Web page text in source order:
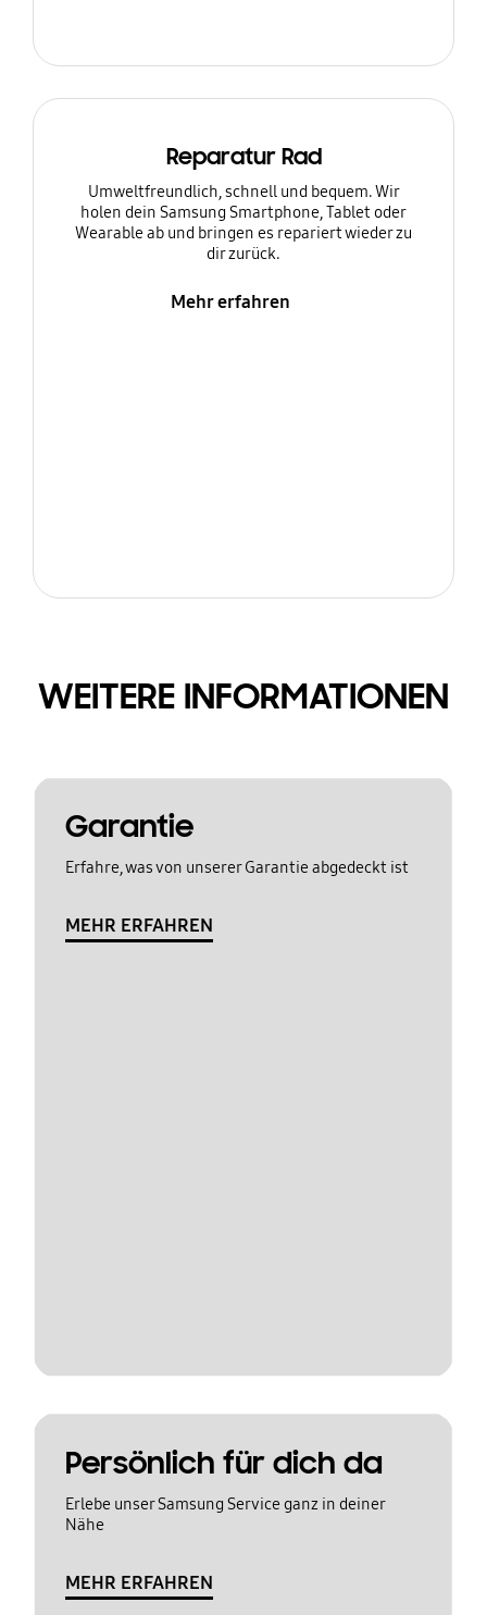
Reparatur Rad
Umweltfreundlich, schnell und bequem. Wir
holen dein Samsung Smartphone, Tablet oder
Wearable ab und bringen es repariert wieder zu
dir zurück.
Mehr erfahren
WEITERE INFORMATIONEN
Garantie
Erfahre, was von unserer Garantie abgedeckt ist
MEHR ERFAHREN
Persönlich für dich da
Erlebe unser Samsung Service ganz in deiner
Nähe
MEHR ERFAHREN